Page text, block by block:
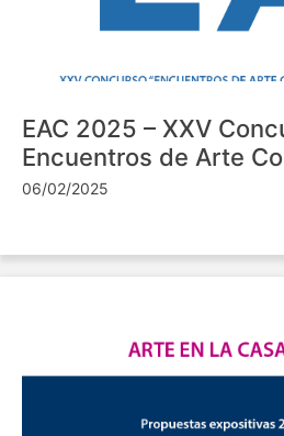
EAC 2025 – XXV
Encuentros de Arte
06/02/2025